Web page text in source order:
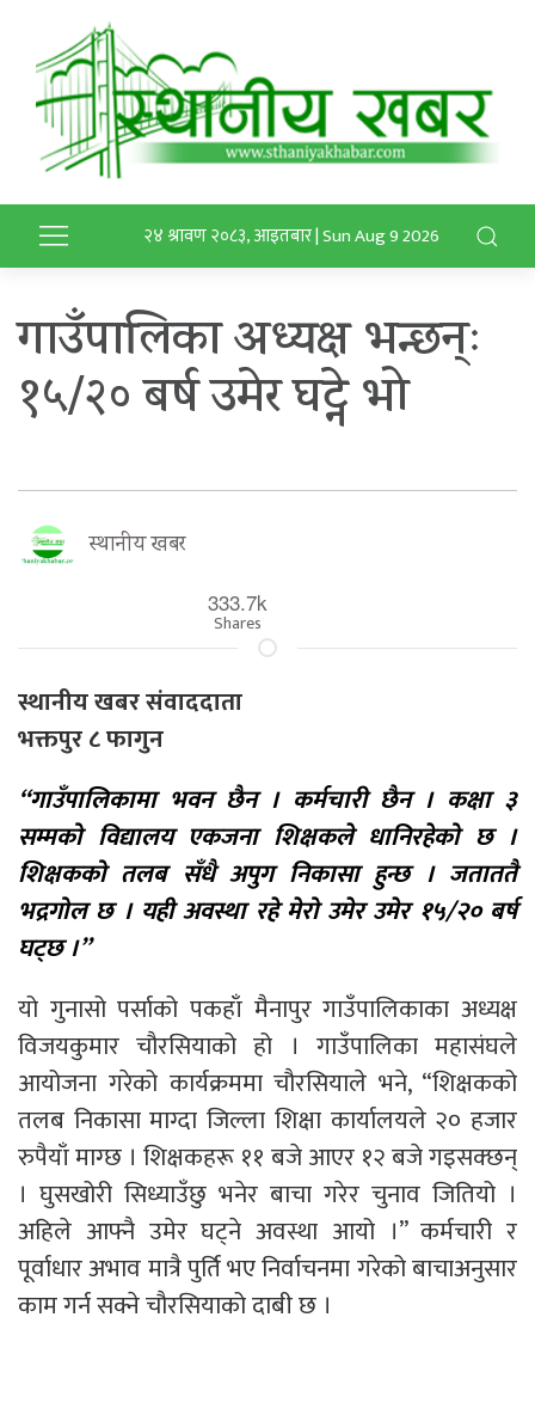
२४ श्रावण २०८३, आइतबार | Sun Aug 9 2026
गाउँपालिका अध्यक्ष भन्छन्ः
१५/२० बर्ष उमेर घट्ने भो
स्थानीय खबर
333.7k
Shares
स्थानीय खबर संवाददाता
भक्तपुर ८ फागुन
“गाउँपालिकामा भवन छैन । कर्मचारी छैन । कक्षा ३
सम्मको विद्यालय एकजना शिक्षकले धानिरहेको छ ।
शिक्षकको तलब सँधै अपुग निकासा हुन्छ । जताततै
भद्रगोल छ । यही अवस्था रहे मेरो उमेर उमेर १५/२० बर्ष
घट्छ ।”
यो गुनासो पर्साको पकहाँ मैनापुर गाउँपालिकाका अध्यक्ष
विजयकुमार चौरसियाको हो । गाउँपालिका महासंघले
आयोजना गरेको कार्यक्रममा चौरसियाले भने, “शिक्षकको
तलब निकासा माग्दा जिल्ला शिक्षा कार्यालयले २० हजार
रुपैयाँ माग्छ । शिक्षकहरू ११ बजे आएर १२ बजे गइसक्छन्
। घुसखोरी सिध्याउँछु भनेर बाचा गरेर चुनाव जितियो ।
अहिले आफ्नै उमेर घट्ने अवस्था आयो ।” कर्मचारी र
पूर्वाधार अभाव मात्रै पुर्ति भए निर्वाचनमा गरेको बाचाअनुसार
काम गर्न सक्ने चौरसियाको दाबी छ ।